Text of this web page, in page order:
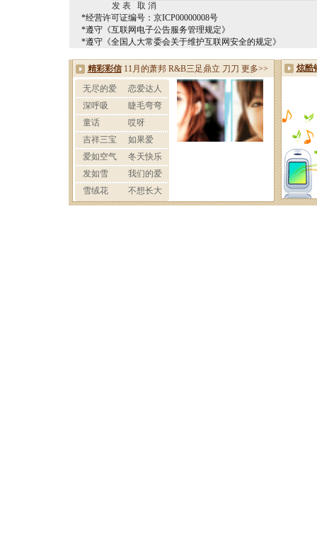
*经营许可证编号：京ICP00000008号
*遵守《互联网电子公告服务管理规定》
*遵守《全国人大常委会关于维护互联网安全的规定》